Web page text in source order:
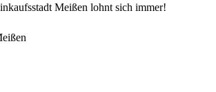
Meißen lohnt sich immer!